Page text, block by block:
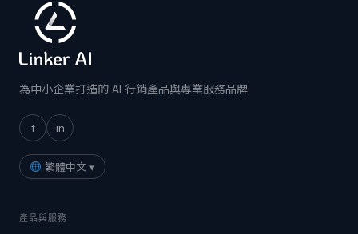
為中小企業打造的 AI 行銷產品與專業服務品牌
f in
繁體中文 ▾
產品與服務